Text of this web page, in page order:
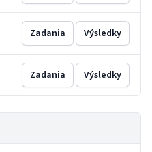
Zadania Výsledky
Zadania Výsledky